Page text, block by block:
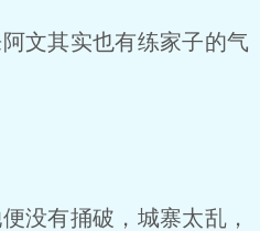
文其实也有练家子的气
没有捅破，城寨太乱，